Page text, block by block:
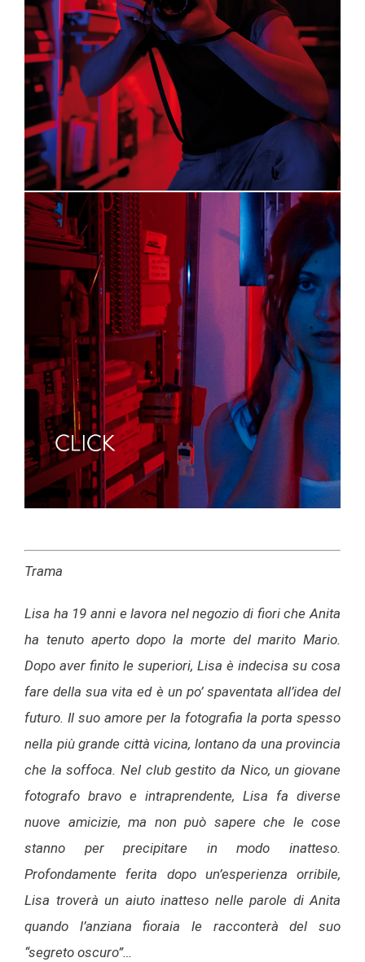
Trama
Lisa ha 19 anni e lavora nel negozio di fiori che Anita
ha tenuto aperto dopo la morte del marito Mario.
Dopo aver finito le superiori, Lisa è indecisa su cosa
fare della sua vita ed è un po’ spaventata all’idea del
futuro. Il suo amore per la fotografia la porta spesso
nella più grande città vicina, lontano da una provincia
che la soffoca. Nel club gestito da Nico, un giovane
fotografo bravo e intraprendente, Lisa fa diverse
nuove amicizie, ma non può sapere che le cose
stanno per precipitare in modo inatteso.
Profondamente ferita dopo un’esperienza orribile,
Lisa troverà un aiuto inatteso nelle parole di Anita
quando l’anziana fioraia le racconterà del suo
“segreto oscuro”…